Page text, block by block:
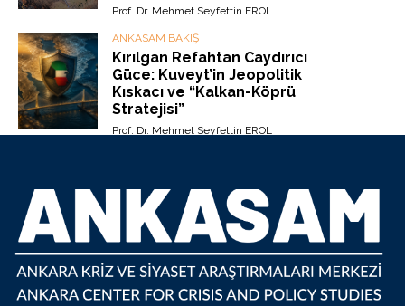
Prof. Dr. Mehmet Seyfettin EROL
ANKASAM BAKIŞ
Kırılgan Refahtan Caydırıcı
Güce: Kuveyt’in Jeopolitik
Kıskacı ve “Kalkan-Köprü
Stratejisi”
Prof. Dr. Mehmet Seyfettin EROL